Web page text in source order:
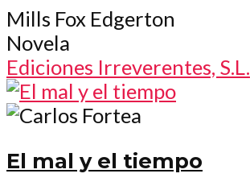
Mills Fox Edgerton
Novela
Ediciones Irreverentes, S.L.
El mal y el tiempo